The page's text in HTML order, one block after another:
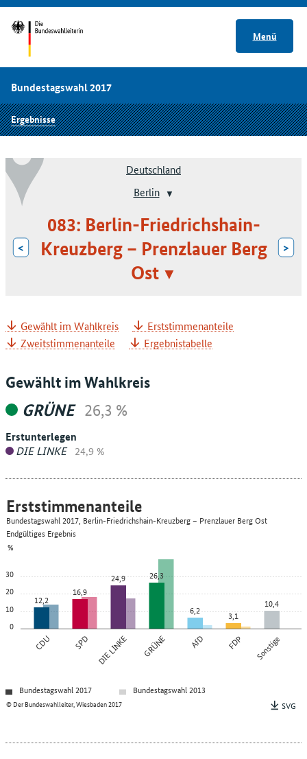
Menü
Bundestagswahl 2017
Ergebnisse
Deutschland
Berlin
<
083: Berlin-Friedrichshain-
Kreuzberg – Prenzlauer Berg
Ost
>
Gewählt im Wahlkreis
Erststimmenanteile
Zweitstimmenanteile
Ergebnistabelle
Gewählt im Wahlkreis
GRÜNE 26,3 %
Erstunterlegen
DIE LINKE 24,9 %
0
10
20
30
%
CDU SPD DIE LINKE GRÜNE AfD FDP Sonstige
12,2
16,9
24,9 26,3
6,2 3,1
10,4
© Der Bundeswahlleiter, Wiesbaden 2017
Erststimmenanteile
Bundestagswahl 2017, Berlin-Friedrichshain-Kreuzberg – Prenzlauer Berg Ost
Endgültiges Ergebnis
Bundestagswahl 2017
Bundestagswahl 2013
SVG